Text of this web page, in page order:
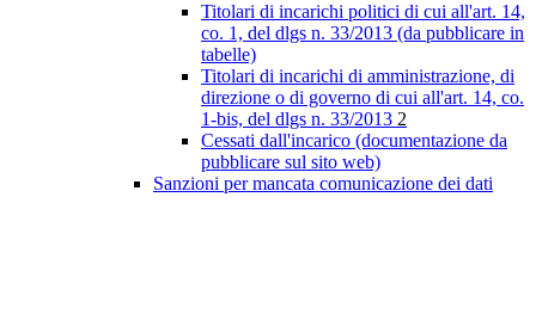
Titolari di incarichi politici di cui all'art. 14,
co. 1, del dlgs n. 33/2013 (da pubblicare in
tabelle)
Titolari di incarichi di amministrazione, di
direzione o di governo di cui all'art. 14, co.
1-bis, del dlgs n. 33/2013 2
Cessati dall'incarico (documentazione da
pubblicare sul sito web)
Sanzioni per mancata comunicazione dei dati